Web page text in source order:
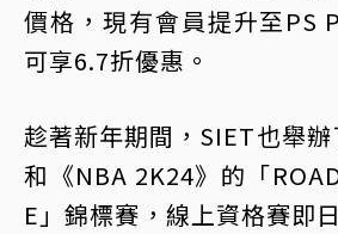
價格，現有會員提升至PS
可享6.7折優惠。
趁著新年期間，SIET也舉辦
和《NBA 2K24》的「
E」錦標賽，線上資格賽即